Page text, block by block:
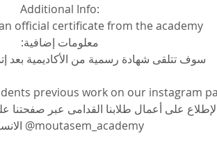
Additional Info:
official certificate from the academy
معلومات إضافية:
سوف تتلقى شهادة رسمية من الأكاديمية بعد
previous work on our instagram
الانستغرام @moutasem_academy